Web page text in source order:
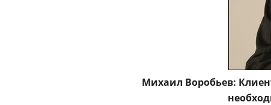
Михаил Воробьев: